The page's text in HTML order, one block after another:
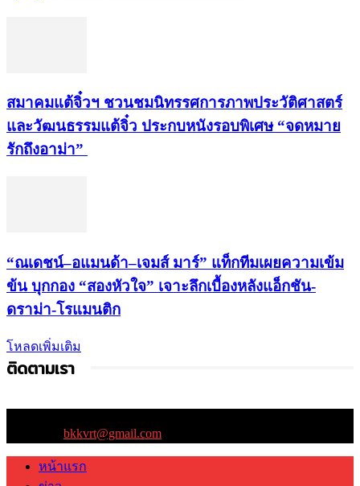
สมาคมแต้จิ๋วฯ ชวนชมนิทรรศการภาพประวัติศาสตร์
และวัฒนธรรมแต้จิ๋ว ประกบหนังรอบพิเศษ “จดหมาย
รักถึงอาม่า”
“ณเดชน์–อแมนด้า–เจมส์ มาร์” แท็กทีมเผยความเข้ม
ข้น บุกกอง “สองหัวใจ” เจาะลึกเบื้องหลังแอ็กชัน-
ดราม่า-โรแมนติก
โหลดเพิ่มเติม
ติดตามเรา
bkkvrt@gmail.com
หน้าแรก